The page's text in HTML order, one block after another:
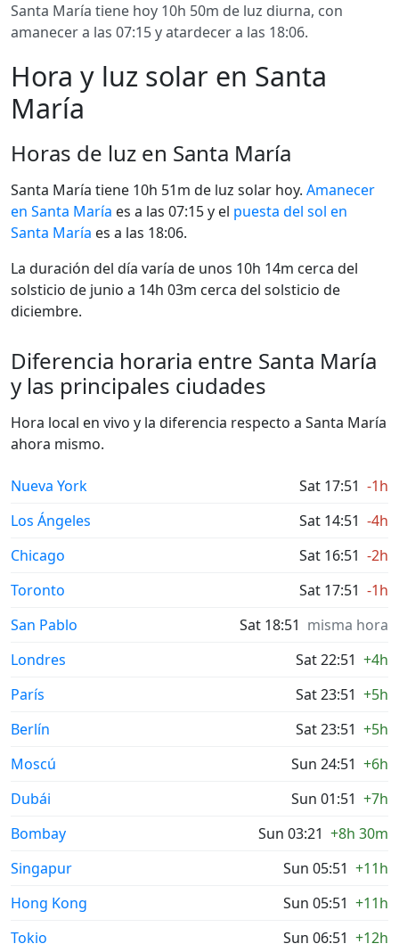
Santa María tiene hoy 10h 50m de luz diurna, con
amanecer a las 07:15 y atardecer a las 18:06.
Hora y luz solar en Santa
María
Horas de luz en Santa María
Santa María tiene 10h 51m de luz solar hoy. Amanecer
en Santa María es a las 07:15 y el puesta del sol en
Santa María es a las 18:06.
La duración del día varía de unos 10h 14m cerca del
solsticio de junio a 14h 03m cerca del solsticio de
diciembre.
Diferencia horaria entre Santa María
y las principales ciudades
Hora local en vivo y la diferencia respecto a Santa María
ahora mismo.
Nueva York Sat 17:51 -1h
Los Ángeles
Sat 14:51 -4h
Chicago
Sat 16:51 -2h
Toronto
Sat 17:51 -1h
San Pablo
Sat 18:51 misma hora
Londres
Sat 22:51 +4h
París
Sat 23:51 +5h
Berlín
Sat 23:51 +5h
Moscú
Sun 24:51 +6h
Dubái
Sun 01:51 +7h
Bombay
Sun 03:21 +8h 30m
Singapur
Sun 05:51 +11h
Hong Kong
Sun 05:51 +11h
Tokio
Sun 06:51 +12h